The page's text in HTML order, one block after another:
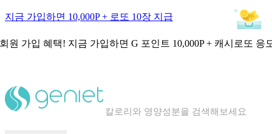
지금 가입하면 10,000P + 로또 10장 지급
원 가입 혜택! 지금 가입하면 G 포인트 10,000P + 캐시로또 응
칼로리와 영양성분을 검색해보세요